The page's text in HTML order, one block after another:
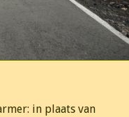
in plaats van